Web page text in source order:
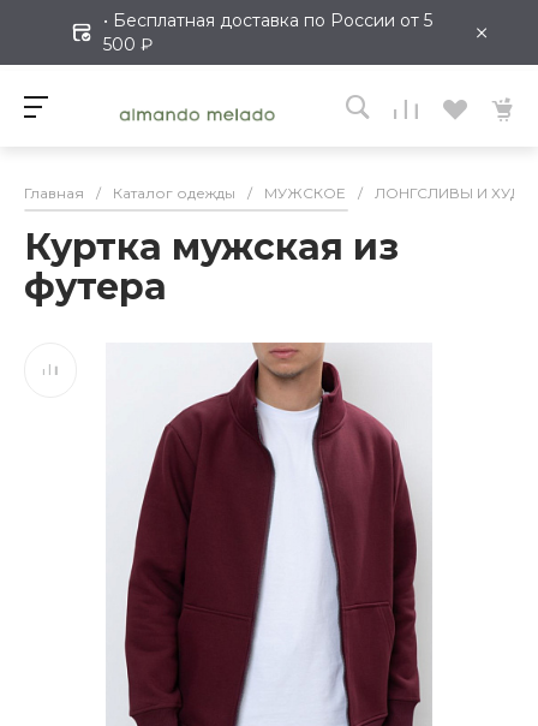
• Бесплатная доставка по России от 5
500 ₽
×
Главная / Каталог одежды / МУЖСКОЕ / ЛОНГСЛИВЫ И ХУДИ
Куртка мужская из
футера